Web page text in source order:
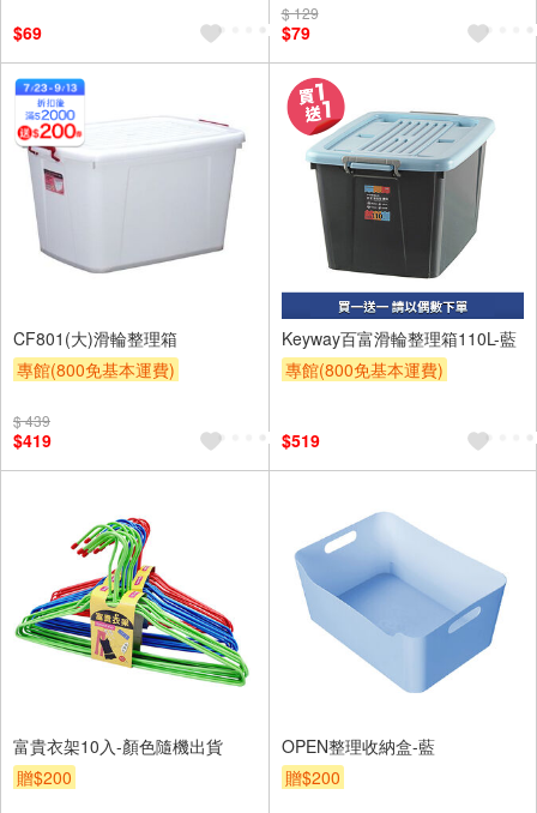
$69
$ 129
$79
CF801(大)滑輪整理箱
專館(800免基本運費)
$ 439
$419
Keyway百富滑輪整理箱110L-藍
專館(800免基本運費)
$519
富貴衣架10入-顏色隨機出貨
贈$200
OPEN整理收納盒-藍
贈$200